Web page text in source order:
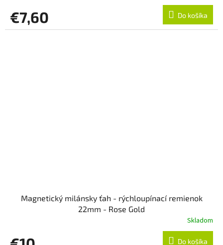
€7,60 Do košíka
Magnetický milánsky ťah - rýchloupínací remienok
22mm - Rose Gold
Skladom
Do košíka